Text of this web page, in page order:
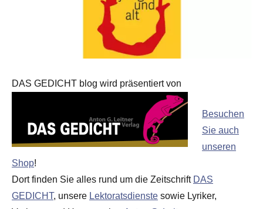
DAS GEDICHT blog wird präsentiert von
Besuchen
Sie auch
unseren
Shop!
Dort finden Sie alles rund um die Zeitschrift DAS
GEDICHT, unsere Lektoratsdienste sowie Lyriker,